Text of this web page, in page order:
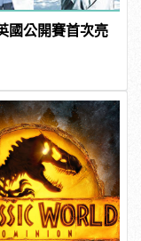
國公開賽首次亮